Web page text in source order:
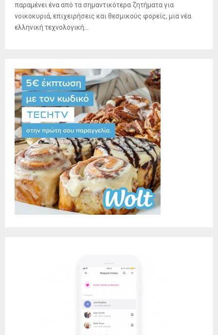
παραμένει ένα από τα σημαντικότερα ζητήματα για
νοικοκυριά, επιχειρήσεις και θεσμικούς φορείς, μια νέα
ελληνική τεχνολογική...